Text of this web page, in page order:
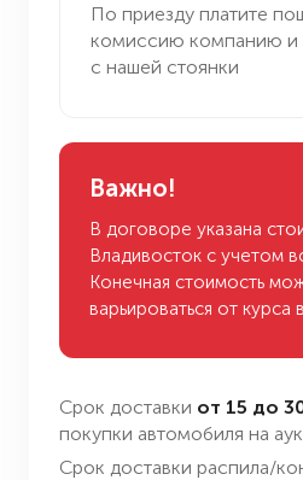
По приезду платите
комиссию компанию и
с нашей стоянки
Важно!
В договоре указана
Владивосток с учетом
Конечная стоимость
варьироваться от курса
Срок доставки от 15 до
покупки автомобиля на
Cрок доставки распила/